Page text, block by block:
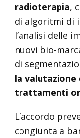
radioterapia,
di algoritmi di
l’analisi delle
nuovi bio-
di
la valutazione
trattamenti
L’accordo
congiunta a